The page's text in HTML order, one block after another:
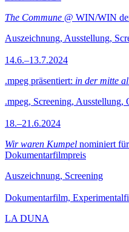
The Commune @ WIN/WIN
Auszeichnung, Ausstellung,
14.6.–13.7.2024
.mpeg präsentiert: in der mitte
.mpeg, Screening, Ausstellung,
18.–21.6.2024
Wir waren Kumpel nominiert
Dokumentarfilmpreis
Auszeichnung, Screening
Dokumentarfilm,
LA DUNA